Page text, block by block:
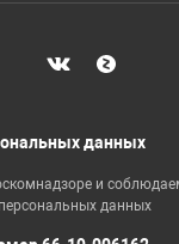
данных
и
данных